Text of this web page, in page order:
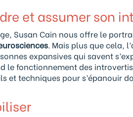
et assumer son
Susan Cain nous offre le
. Mais plus que cela,
expansives qui savent
le fonctionnement des
et techniques pour s’épanouir